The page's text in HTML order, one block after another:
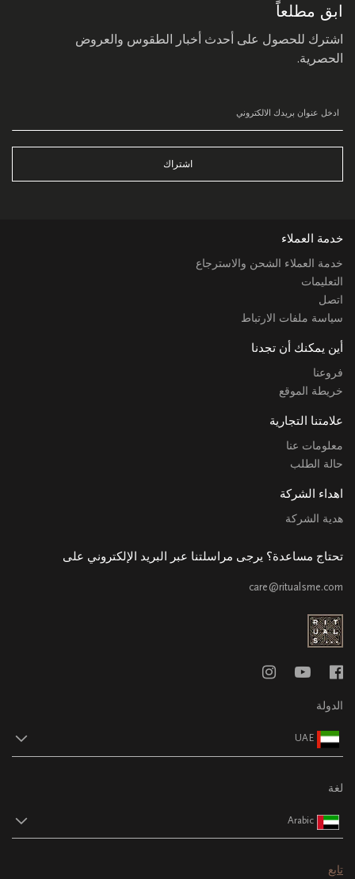
ابق مطلعاً
اشترك للحصول على أحدث أخبار الطقوس والعروض
الحصرية.
اشتراك
خدمة العملاء
خدمة العملاء الشحن والاسترجاع
التعليمات
اتصل
سياسة ملفات الارتباط
أين يمكنك أن تجدنا
فروعنا
خريطة الموقع
علامتنا التجارية
معلومات عنا
حالة الطلب
اهداء الشركة
هدية الشركة
تحتاج مساعدة؟ يرجى مراسلتنا عبر البريد الإلكتروني على
care@ritualsme.com
الدولة
UAE
لغة
Arabic
تابع